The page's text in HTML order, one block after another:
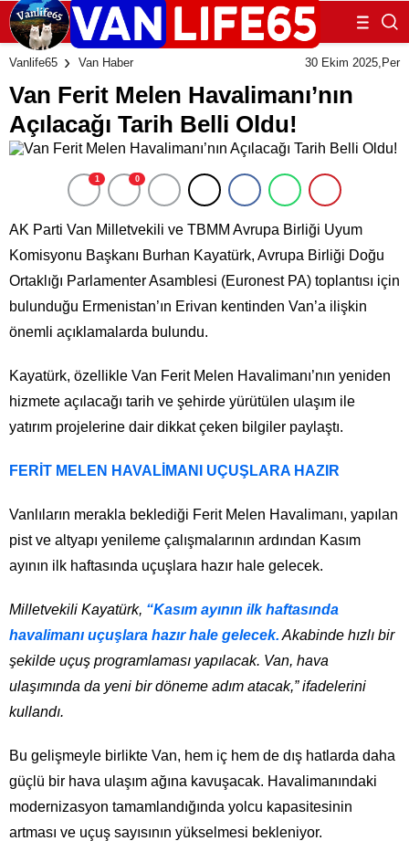
Vanlife65 Van Haber 30 Ekim 2025,Per
Van Ferit Melen Havalimanı’nın
Açılacağı Tarih Belli Oldu!
1 0
AK Parti Van Milletvekili ve TBMM Avrupa Birliği Uyum
Komisyonu Başkanı Burhan Kayatürk, Avrupa Birliği Doğu
Ortaklığı Parlamenter Asamblesi (Euronest PA) toplantısı için
bulunduğu Ermenistan’ın Erivan kentinden Van’a ilişkin
önemli açıklamalarda bulundu.
Kayatürk, özellikle Van Ferit Melen Havalimanı’nın yeniden
hizmete açılacağı tarih ve şehirde yürütülen ulaşım ile
yatırım projelerine dair dikkat çeken bilgiler paylaştı.
FERİT MELEN HAVALİMANI UÇUŞLARA HAZIR
Vanlıların merakla beklediği Ferit Melen Havalimanı, yapılan
pist ve altyapı yenileme çalışmalarının ardından Kasım
ayının ilk haftasında uçuşlara hazır hale gelecek.
Milletvekili Kayatürk, “Kasım ayının ilk haftasında
havalimanı uçuşlara hazır hale gelecek. Akabinde hızlı bir
şekilde uçuş programlaması yapılacak. Van, hava
ulaşımında da yeni bir döneme adım atacak,” ifadelerini
kullandı.
Bu gelişmeyle birlikte Van, hem iç hem de dış hatlarda daha
güçlü bir hava ulaşım ağına kavuşacak. Havalimanındaki
modernizasyon tamamlandığında yolcu kapasitesinin
artması ve uçuş sayısının yükselmesi bekleniyor.